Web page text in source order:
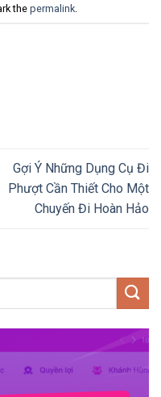
the permalink
Gợi Ý Những Dụng Cụ Đi
Phượt Cần Thiết Cho Một
Chuyến Đi Hoàn Hảo